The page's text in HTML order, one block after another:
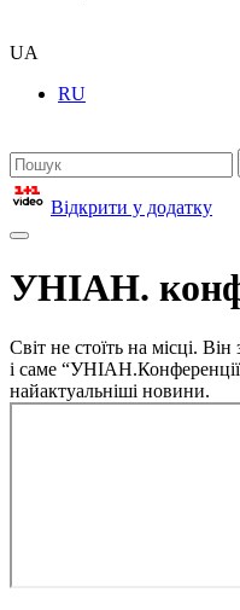
UA
RU
Відкрити у додатку
УНІАН.
Світ не стоїть на місці.
і саме
найактуальніші новини.